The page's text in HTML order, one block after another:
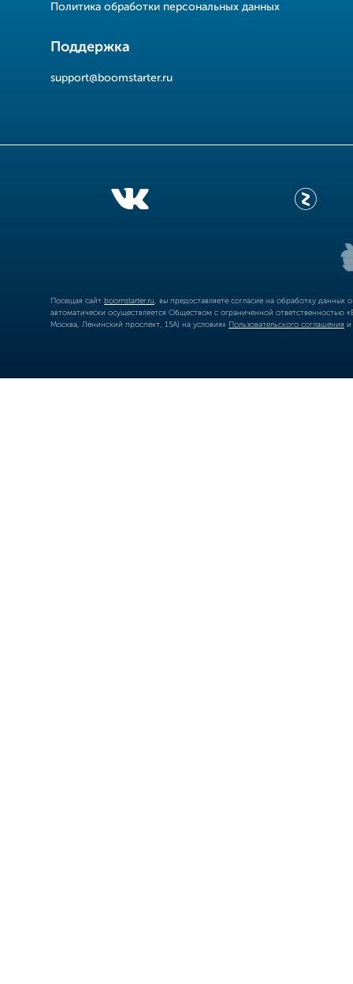
Политика обработки персональных данных
Поддержка
support@boomstarter.ru
Посещая сайт boomstarter.ru , вы предоставляете согласие на обработку
автоматически осуществляется Обществом с ограниченной
Москва, Ленинский проспект, 15А) на условиях Пользовательского соглашения и